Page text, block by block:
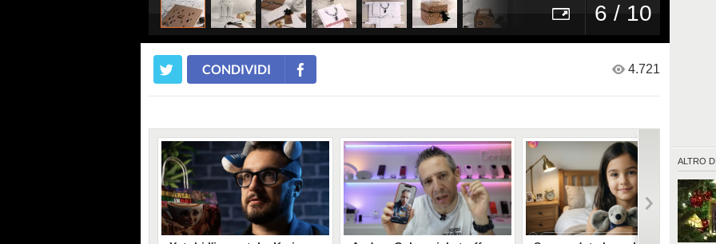
6 / 10
ALTRO DI
CONDIVIDI 4.721